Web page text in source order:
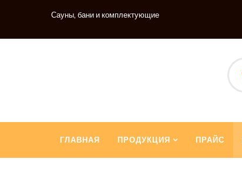
Сауны, бани и комплектующие
ГЛАВНАЯ ПРОДУКЦИЯ ПРАЙС